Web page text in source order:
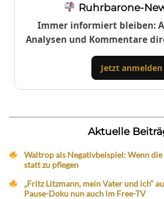
Ruhrbarone-
Immer informiert bleiben:
Analysen und Kommentare
Jetzt anmelden
Aktuelle
Waltrop als Negativbeispiel: Wenn
statt zu pflegen
„Fritz Litzmann, mein Vater und ich“
Pause-Doku nun auch im Free-TV